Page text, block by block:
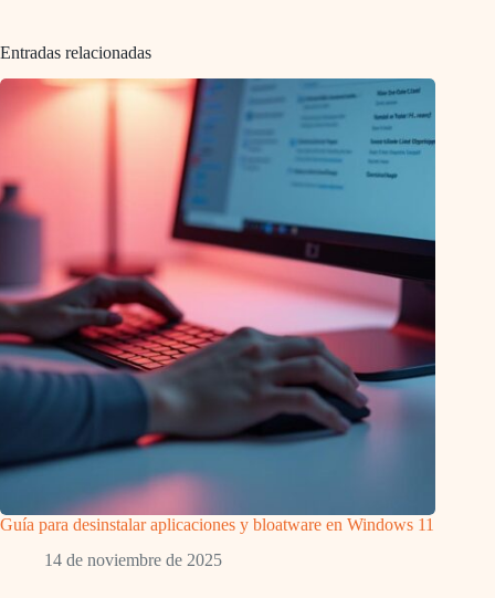
Entradas relacionadas
Guía para desinstalar aplicaciones y bloatware en Windows 11
14 de noviembre de 2025